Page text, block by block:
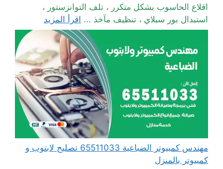
اقلاع الحاسوب بشكل متكرر ، تلف التوانزستور ،
استبدال بور سبلاي ، تنظيف مآخذ ... اقرأ المزيد
مهندس كمبيوتر الضباعية 65511033 تصليح لابتوب و
كمبيوتر بالمنزل